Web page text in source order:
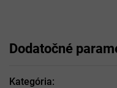
Dodatočné
Kategória: